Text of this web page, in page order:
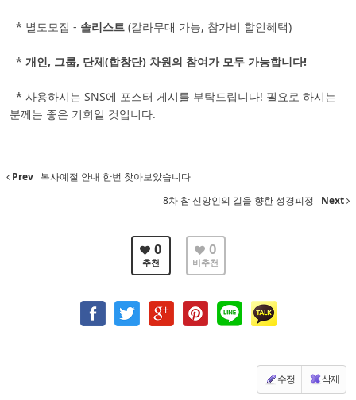
* 별도모집 - 솔리스트 (갈라무대 가능, 참가비 할인혜택)
* 개인, 그룹, 단체(합창단) 차원의 참여가 모두 가능합니다!
* 사용하시는 SNS에 포스터 게시를 부탁드립니다! 필요로 하시는
분께는 좋은 기회일 것입니다.
Prev 복사예절 안내 한번 찾아보았습니다
8차 참 신앙인의 길을 향한 성경피정
Next
0
추천
0
비추천
수정 삭제